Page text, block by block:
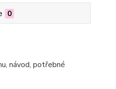
0
návod, potřebné